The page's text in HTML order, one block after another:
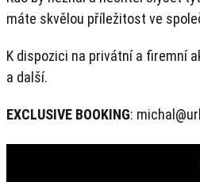
máte skvělou příležitost ve
K dispozici na privátní a firemní
a další.
EXCLUSIVE BOOKING: